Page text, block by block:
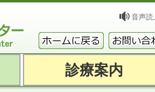
音声読
診療案内